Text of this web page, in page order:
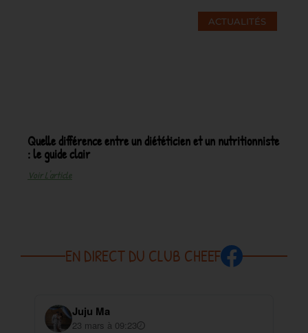
ACTUALITÉS
Quelle différence entre un diététicien et un nutritionniste
: le guide clair
Voir L'article
EN DIRECT DU CLUB CHEEF
Juju Ma
23 mars à 09:23